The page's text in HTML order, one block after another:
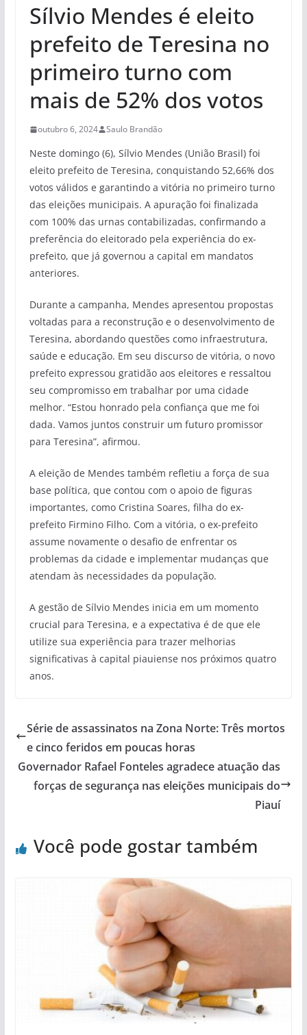
Sílvio Mendes é eleito
prefeito de Teresina no
primeiro turno com
mais de 52% dos votos
outubro 6, 2024 Saulo Brandão
Neste domingo (6), Sílvio Mendes (União Brasil) foi
eleito prefeito de Teresina, conquistando 52,66% dos
votos válidos e garantindo a vitória no primeiro turno
das eleições municipais. A apuração foi finalizada
com 100% das urnas contabilizadas, confirmando a
preferência do eleitorado pela experiência do ex-
prefeito, que já governou a capital em mandatos
anteriores.
Durante a campanha, Mendes apresentou propostas
voltadas para a reconstrução e o desenvolvimento de
Teresina, abordando questões como infraestrutura,
saúde e educação. Em seu discurso de vitória, o novo
prefeito expressou gratidão aos eleitores e ressaltou
seu compromisso em trabalhar por uma cidade
melhor. “Estou honrado pela confiança que me foi
dada. Vamos juntos construir um futuro promissor
para Teresina”, afirmou.
A eleição de Mendes também refletiu a força de sua
base política, que contou com o apoio de figuras
importantes, como Cristina Soares, filha do ex-
prefeito Firmino Filho. Com a vitória, o ex-prefeito
assume novamente o desafio de enfrentar os
problemas da cidade e implementar mudanças que
atendam às necessidades da população.
A gestão de Sílvio Mendes inicia em um momento
crucial para Teresina, e a expectativa é de que ele
utilize sua experiência para trazer melhorias
significativas à capital piauiense nos próximos quatro
anos.
Série de assassinatos na Zona Norte: Três mortos
e cinco feridos em poucas horas
Governador Rafael Fonteles agradece atuação das
forças de segurança nas eleições municipais do
Piauí
Você pode gostar também